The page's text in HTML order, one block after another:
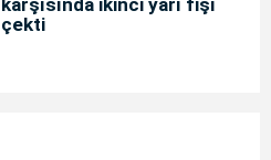
çekti